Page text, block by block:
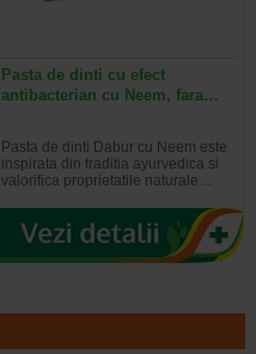
Pasta de dinti cu efect
antibacterian cu Neem, fara…
Pasta de dinti Dabur cu Neem este
inspirata din traditia ayurvedica si
valorifica proprietatile naturale…